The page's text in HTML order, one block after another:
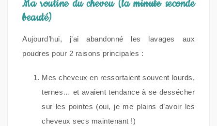
Ma routine du cheveu (laminuteseconde
beauté)
Aujourd’hui, j’ai abandonné les lavages aux
poudres pour 2 raisons principales :
Mes cheveux en ressortaient souvent lourds,
ternes… et avaient tendance à se dessécher
sur les pointes (oui, je me plains d’avoir les
cheveux secs maintenant !)